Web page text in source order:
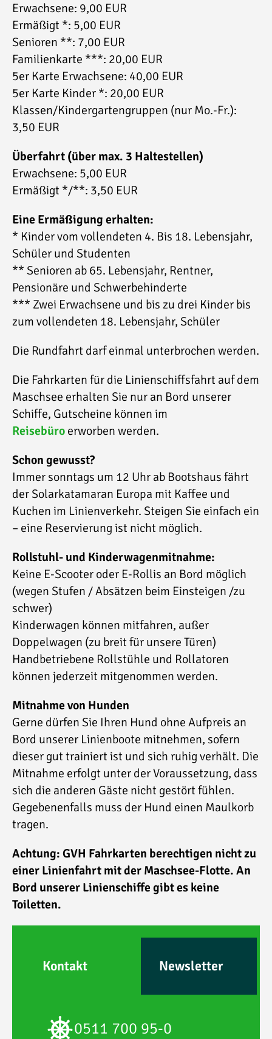
Erwachsene: 9,00 EUR
Ermäßigt *: 5,00 EUR
Senioren **: 7,00 EUR
Familienkarte ***: 20,00 EUR
5er Karte Erwachsene: 40,00 EUR
5er Karte Kinder *: 20,00 EUR
Klassen/Kindergartengruppen (nur Mo.-Fr.):
3,50 EUR
Überfahrt (über max. 3 Haltestellen)
Erwachsene: 5,00 EUR
Ermäßigt */**: 3,50 EUR
Eine Ermäßigung erhalten:
* Kinder vom vollendeten 4. Bis 18. Lebensjahr,
Schüler und Studenten
** Senioren ab 65. Lebensjahr, Rentner,
Pensionäre und Schwerbehinderte
*** Zwei Erwachsene und bis zu drei Kinder bis
zum vollendeten 18. Lebensjahr, Schüler
Die Rundfahrt darf einmal unterbrochen werden.
Die Fahrkarten für die Linienschiffsfahrt auf dem
Maschsee erhalten Sie nur an Bord unserer
Schiffe, Gutscheine können im
Reisebüro erworben werden.
Schon gewusst?
Immer sonntags um 12 Uhr ab Bootshaus fährt
der Solarkatamaran Europa mit Kaffee und
Kuchen im Linienverkehr. Steigen Sie einfach ein
– eine Reservierung ist nicht möglich.
Rollstuhl- und Kinderwagenmitnahme:
Keine E-Scooter oder E-Rollis an Bord möglich
(wegen Stufen / Absätzen beim Einsteigen /zu
schwer)
Kinderwagen können mitfahren, außer
Doppelwagen (zu breit für unsere Türen)
Handbetriebene Rollstühle und Rollatoren
können jederzeit mitgenommen werden.
Mitnahme von Hunden
Gerne dürfen Sie Ihren Hund ohne Aufpreis an
Bord unserer Linienboote mitnehmen, sofern
dieser gut trainiert ist und sich ruhig verhält. Die
Mitnahme erfolgt unter der Voraussetzung, dass
sich die anderen Gäste nicht gestört fühlen.
Gegebenenfalls muss der Hund einen Maulkorb
tragen.
Achtung: GVH Fahrkarten berechtigen nicht zu
einer Linienfahrt mit der Maschsee-Flotte. An
Bord unserer Linienschiffe gibt es keine
Toiletten.
Kontakt Newsletter
0511 700 95-0